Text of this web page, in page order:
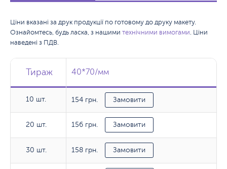
Ціни вказані за друк продукції по готовому до друку макету.
Ознайомтесь, будь ласка, з нашими технічними вимогами. Ціни
наведені з ПДВ.
Тираж
10 шт.
20 шт.
30 шт.
Тираж 40*70/мм
Тираж 40*70/мм
10 шт. 154 грн. Замовити
20 шт. 156 грн. Замовити
30 шт. 158 грн. Замовити